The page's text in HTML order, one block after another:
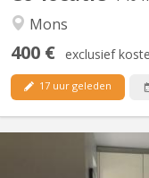
Mons
400 € exclusief
17 uur geleden